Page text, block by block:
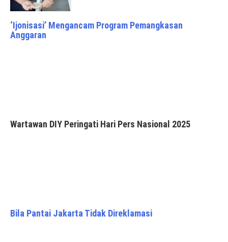
‘Ijonisasi’ Mengancam Program Pemangkasan
Anggaran
Wartawan DIY Peringati Hari Pers Nasional 2025
Bila Pantai Jakarta Tidak Direklamasi